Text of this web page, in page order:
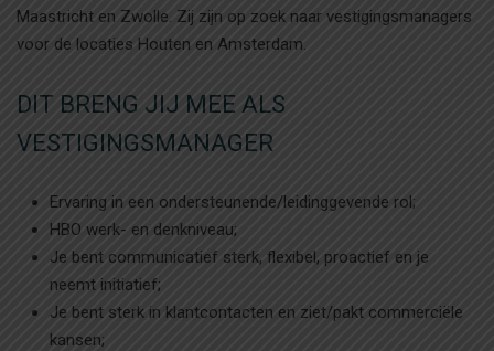
Maastricht en Zwolle. Zij zijn op zoek naar vestigingsmanagers
voor de locaties Houten en Amsterdam.
DIT BRENG JIJ MEE ALS
VESTIGINGSMANAGER
Ervaring in een ondersteunende/leidinggevende rol;
HBO werk- en denkniveau;
Je bent communicatief sterk, flexibel, proactief en je
neemt initiatief;
Je bent sterk in klantcontacten en ziet/pakt commerciële
kansen;